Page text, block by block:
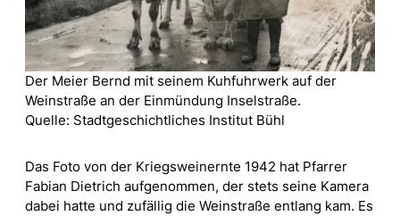
Der Meier Bernd mit seinem Kuhfuhrwerk auf der
Weinstraße an der Einmündung Inselstraße.
Quelle: Stadtgeschichtliches Institut Bühl
Das Foto von der Kriegsweinernte 1942 hat Pfarrer
Fabian Dietrich aufgenommen, der stets seine Kamera
dabei hatte und zufällig die Weinstraße entlang kam. Es